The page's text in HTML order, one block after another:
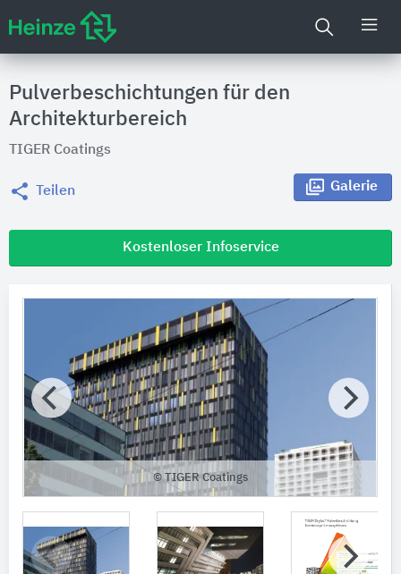
Pulverbeschichtungen für den
Architekturbereich
TIGER Coatings
Teilen Galerie
Kostenloser Infoservice
© TIGER Coatings